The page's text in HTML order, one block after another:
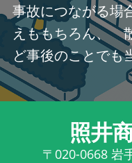
事故につながる場
えももちろん、
ど事後のことでも
照井
〒020-0668 岩